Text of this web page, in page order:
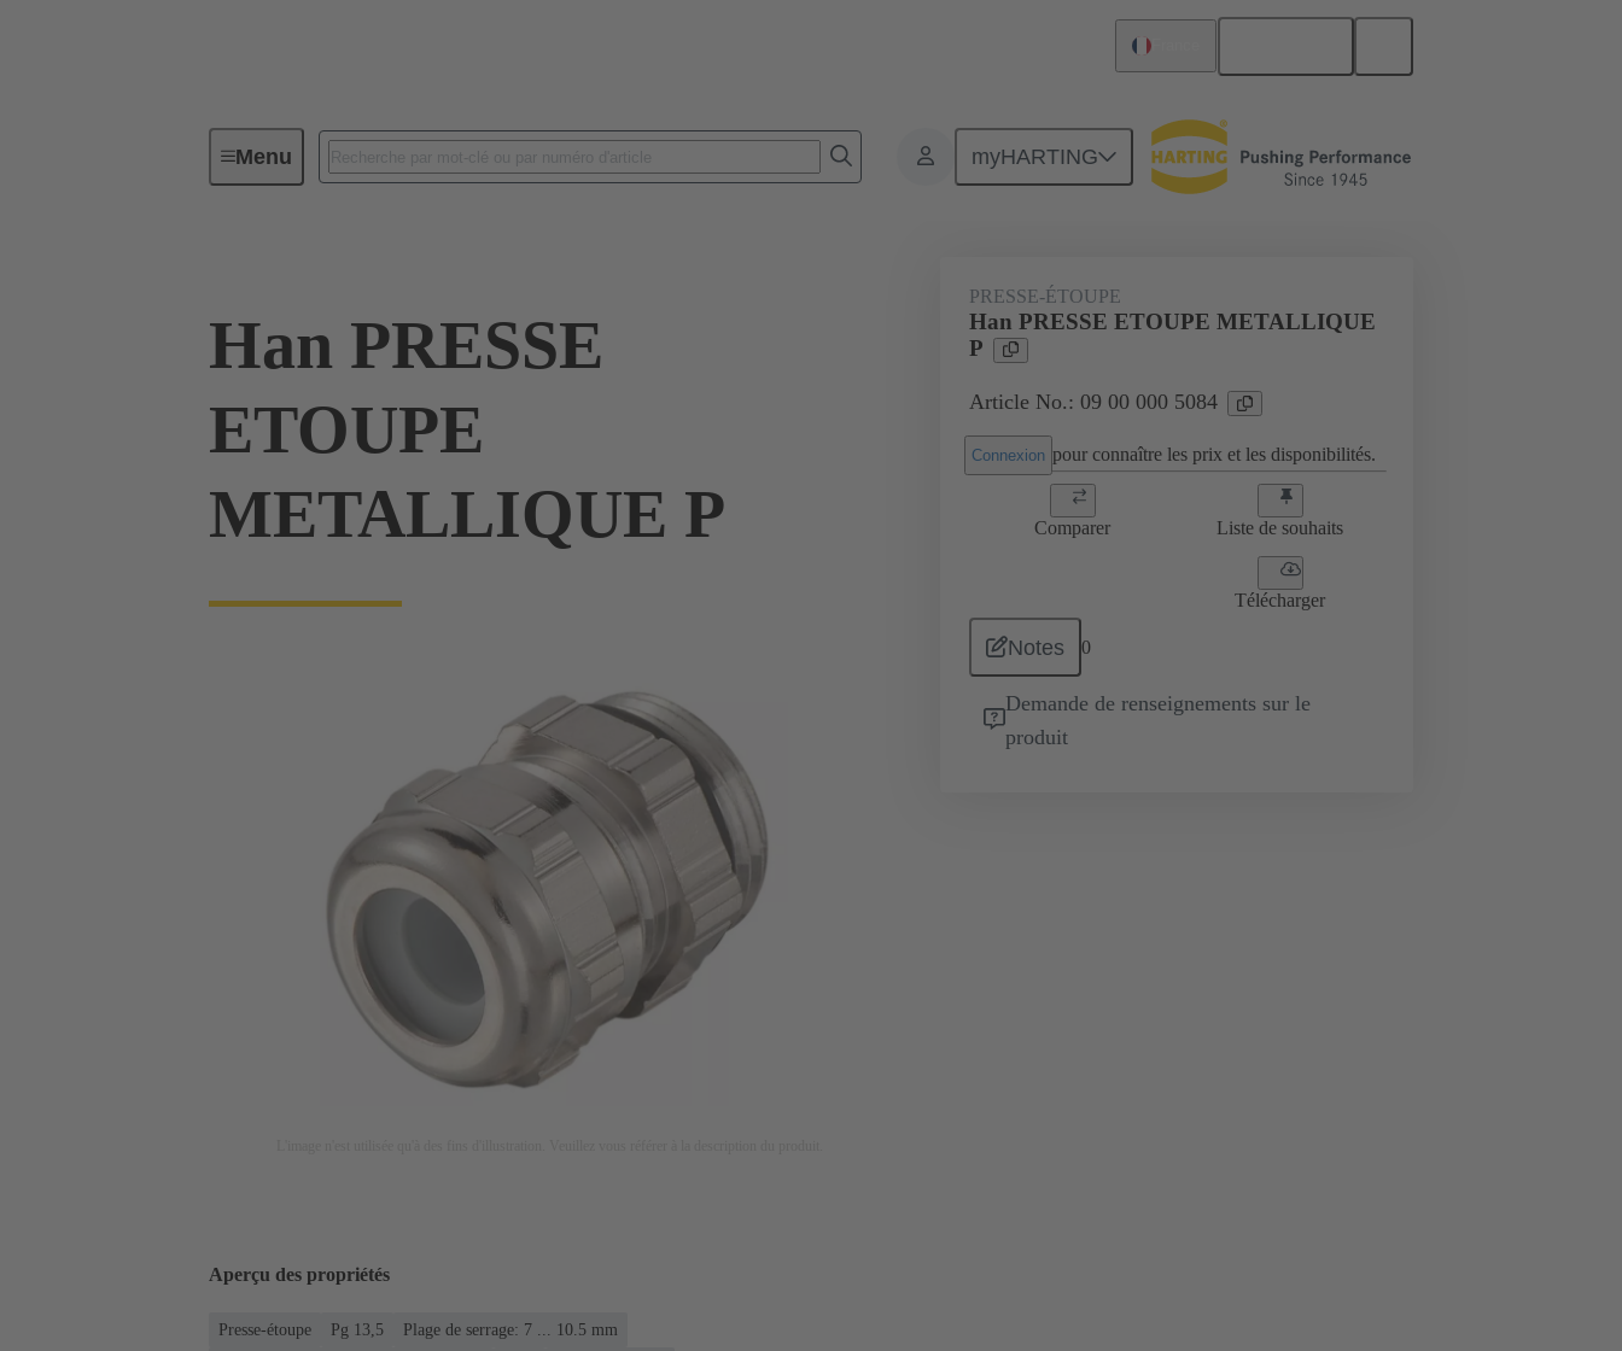
Menu myHARTING
Connecteurs industriels / Han® Accessoires Presse-étoupes 09 00 000 5084
Han PRESSE
ETOUPE
METALLIQUE P
PRESSE-ÉTOUPE
Han PRESSE ETOUPE METALLIQUE
P
Article No.: 09 00 000 5084
Connexion pour connaître les prix et les disponibilités.
Comparer Liste de souhaits
Télécharger
Notes 0
Demande de renseignements sur le
produit
Aperçu des propriétés
Presse-étoupe Pg 13,5
Plage de serrage: 7 ... 10.5 mm